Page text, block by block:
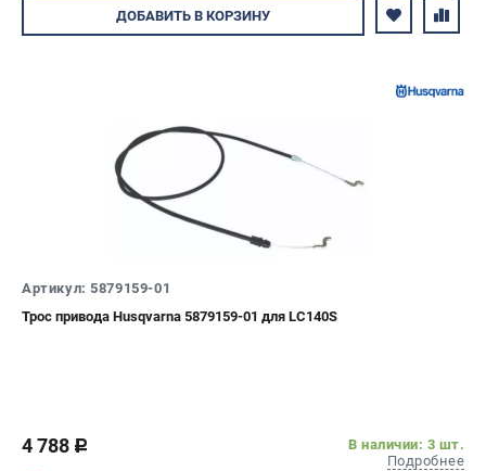
Авторизуйтесь
ДОБАВИТЬ В КОРЗИНУ
Артикул: 5879159-01
Трос привода Husqvarna 5879159-01 для LC140S
4 788 c
В наличии: 3 шт.
Подробнее